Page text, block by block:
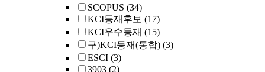
SCOPUS (34)
KCI등재후보 (17)
KCI우수등재 (15)
구)KCI등재(통합) (3)
ESCI (3)
3903 (2)